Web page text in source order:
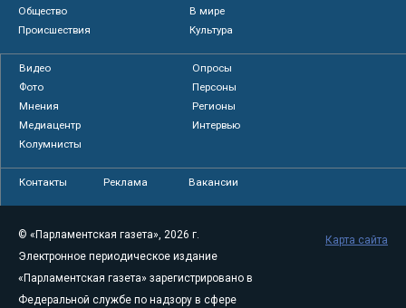
Общество
В мире
Происшествия
Культура
Видео
Опросы
Фото
Персоны
Мнения
Регионы
Медиацентр
Интервью
Колумнисты
Контакты Реклама Вакансии
© «Парламентская газета», 2026 г.
Электронное периодическое издание
«Парламентская газета» зарегистрировано в
Федеральной службе по надзору в сфере
Карта сайта